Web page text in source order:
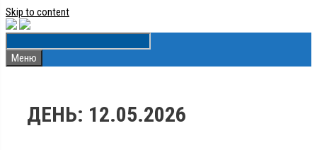
Skip to content
Меню
ДЕНЬ: 12.05.2026